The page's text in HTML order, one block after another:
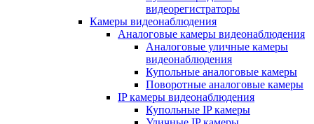
видеорегистраторы
Камеры видеонаблюдения
Аналоговые камеры видеонаблюдения
Аналоговые уличные камеры
видеонаблюдения
Купольные аналоговые камеры
Поворотные аналоговые камеры
IP камеры видеонаблюдения
Купольные IP камеры